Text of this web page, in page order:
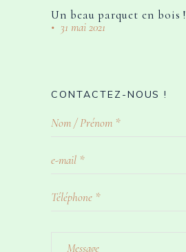
Un beau parquet en bois !
31 mai 2021
CONTACTEZ-NOUS !